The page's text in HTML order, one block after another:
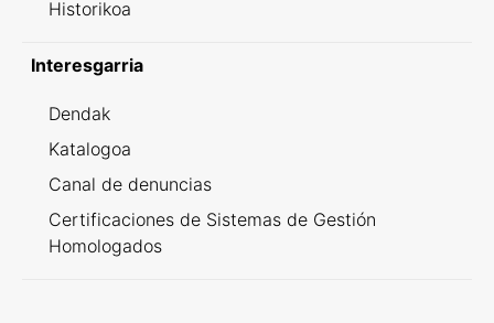
Historikoa
Interesgarria
Dendak
Katalogoa
Canal de denuncias
Certificaciones de Sistemas de Gestión
Homologados